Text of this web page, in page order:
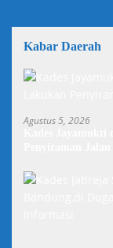
Kabar Daerah
Agustus 5, 2026